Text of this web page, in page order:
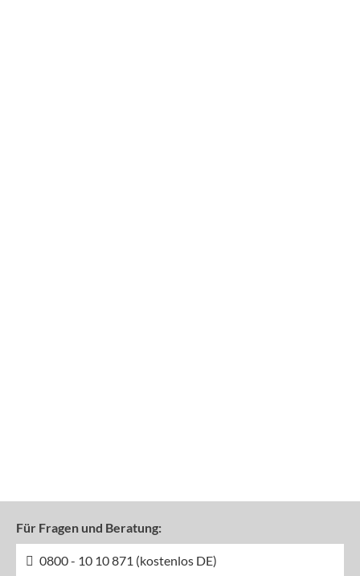
Für Fragen und Beratung:
0800 - 10 10 871 (kostenlos DE)